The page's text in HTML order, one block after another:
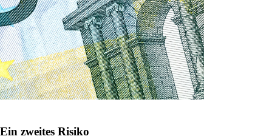
Ein zweites Risiko